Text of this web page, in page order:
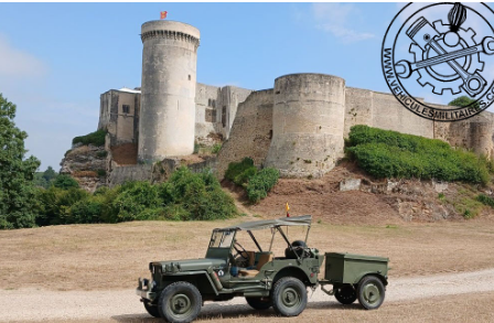
Véhicules Militaires .com
Bienvenue sur LE forum des passionnés de Véhicules Militaires de toutes nationalités et de
toutes époques. De nombreuses rubriques sont à votre disposition pour vous venir en aide,
ou simplement partager vos activités.